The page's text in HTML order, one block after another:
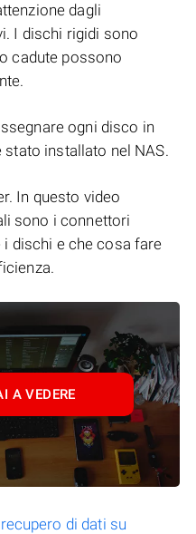
dagli
I dischi rigidi sono
cadute possono
ogni disco in
stato installato nel NAS.
In questo video
sono i connettori
dischi e che cosa fare
A VEDERE
di dati su